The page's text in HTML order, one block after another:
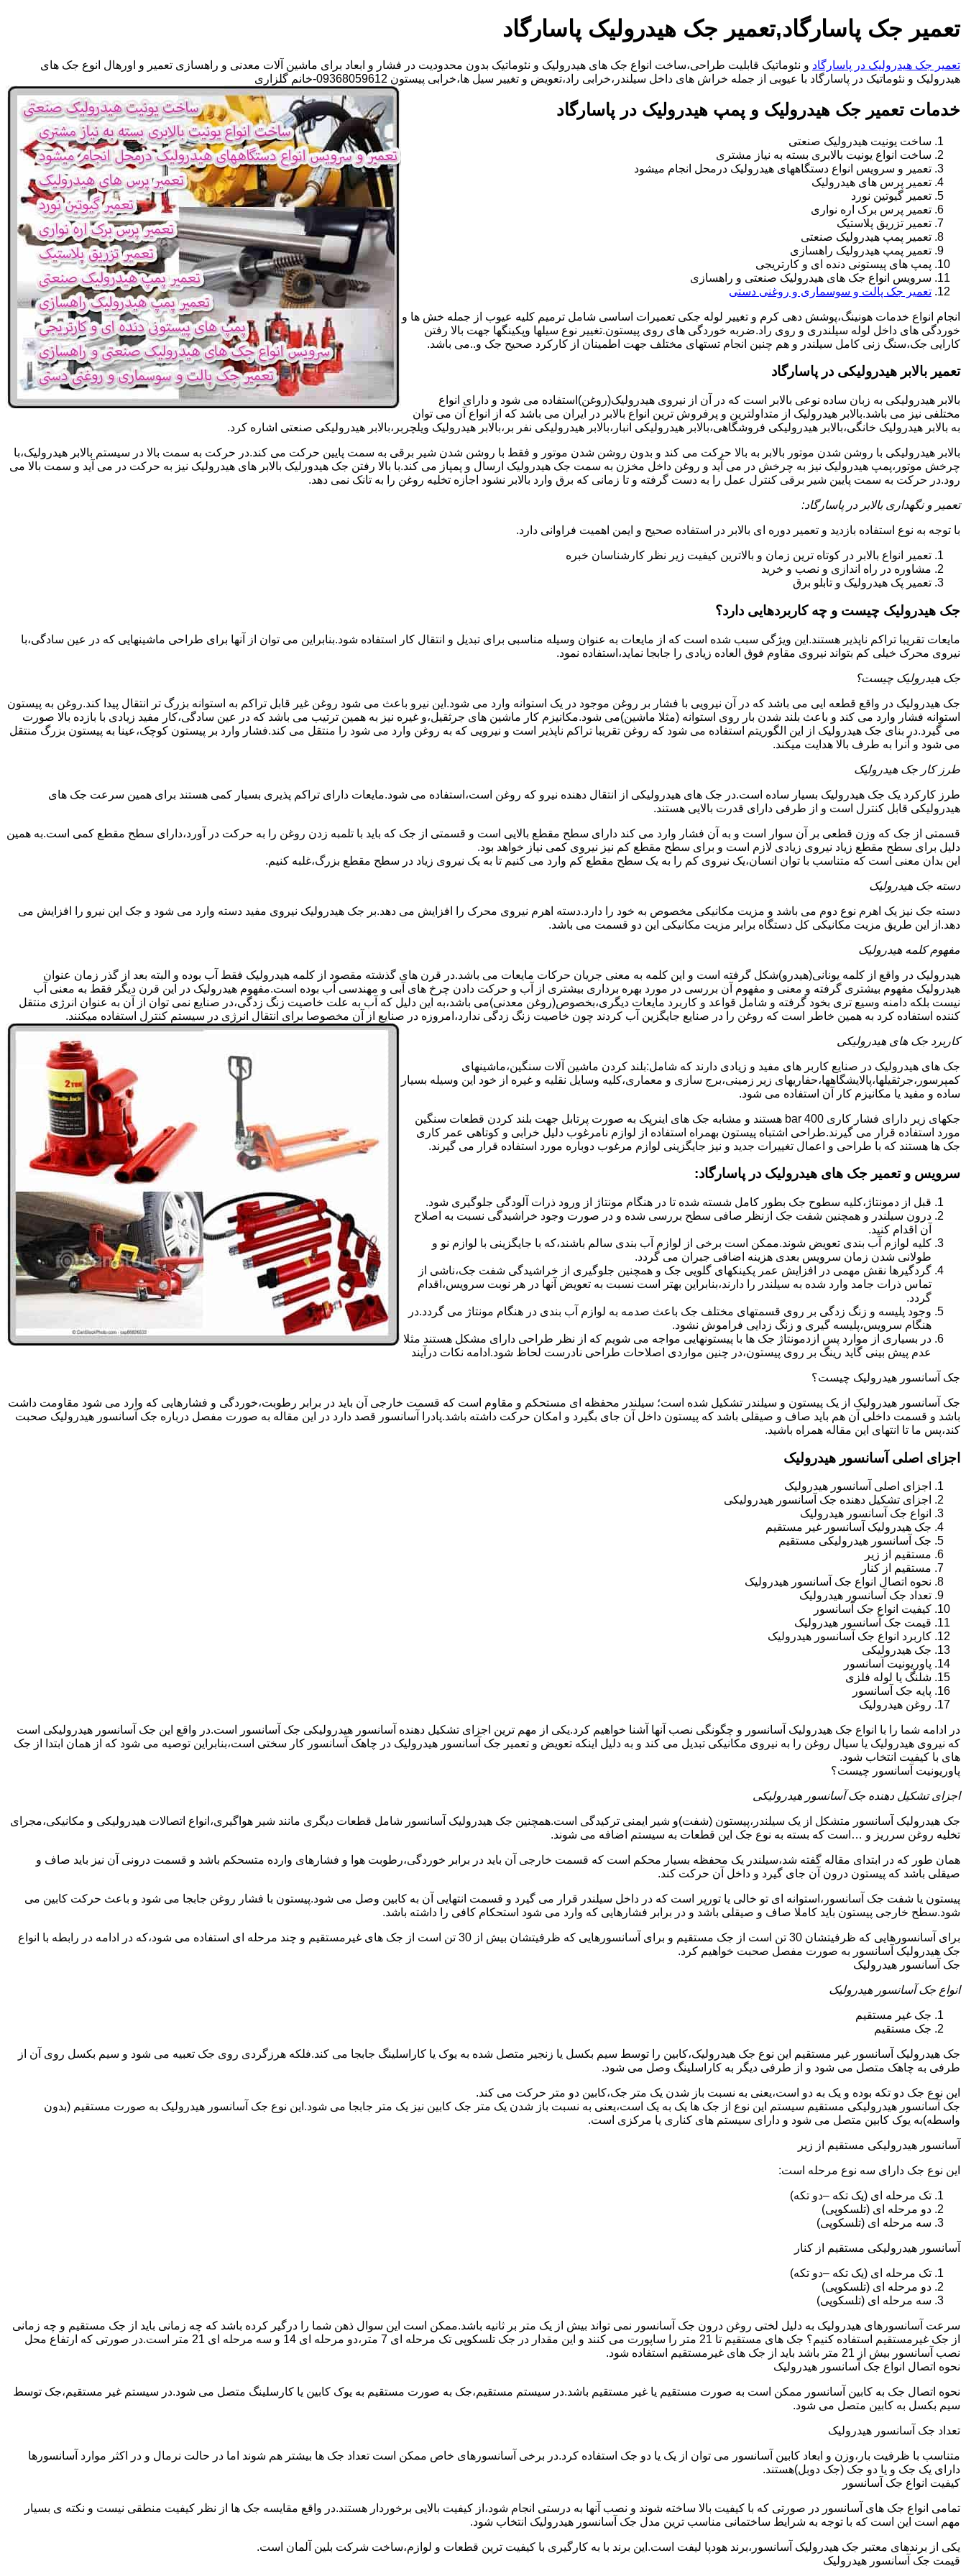
تعمیر جک پاسارگاد,تعمیر جک هیدرولیک پاسارگاد
تعمیر جک هیدرولیک در پاسارگاد و نئوماتیک قابلیت طراحی،ساخت انواع جک های هیدرولیک و نئوماتیک بدون محدودیت در فشار و ابعاد برای ماشین آلات معدنی و راهسازی تعمیر و اورهال انوع جک های
هیدرولیک و نئوماتیک در پاسارگاد با عیوبی از جمله خراش های داخل سیلندر،خرابی راد،تعویض و تغییر سیل ها،خرابی پیستون 09368059612-خانم گلزاری
خدمات تعمیر جک هیدرولیک و پمپ هیدرولیک در پاسارگاد
ساخت یونیت هیدرولیک صنعتی
ساخت انواع یونیت بالابری بسته به نیاز مشتری
تعمیر و سرویس انواع دستگاههای هیدرولیک درمحل انجام میشود
تعمیر پرس های هیدرولیک
تعمیر گیوتین نورد
تعمیر پرس برک اره نواری
تعمیر تزریق پلاستیک
تعمیر پمپ هیدرولیک صنعتی
تعمیر پمپ هیدرولیک راهسازی
پمپ های پیستونی دنده ای و کارتریجی
سرویس انواع جک های هیدرولیک صنعتی و راهسازی
تعمیر جک پالت و سوسماری و روغنی دستی
انجام انواع خدمات هونینگ،پوشش دهی کرم و تغییر لوله جکی تعمیرات اساسی شامل ترمیم کلیه عیوب از جمله خش ها و
خوردگی های داخل لوله سیلندری و روی راد.ضربه خوردگی های روی پیستون.تغییر نوع سیلها وپکینگها جهت بالا رفتن
کارایی جک،سنگ زنی کامل سیلندر و هم چنین انجام تستهای مختلف جهت اطمینان از کارکرد صحیح جک و..می باشد.
تعمیر بالابر هیدرولیکی در پاسارگاد
بالابر هیدرولیکی به زبان ساده نوعی بالابر است که در آن از نیروی هیدرولیک(روغن)استفاده می شود و دارای انواع
مختلفی نیز می باشد.بالابر هیدرولیک از متداولترین و پرفروش ترین انواع بالابر در ایران می باشد که از انواع آن می توان
به بالابر هیدرولیک خانگی،بالابر هیدرولیکی فروشگاهی،بالابر هیدرولیکی انبار،بالابر هیدرولیکی نفر بر،بالابر هیدرولیک ویلچربر،بالابر هیدرولیکی صنعتی اشاره کرد.
بالابر هیدرولیکی با روشن شدن موتور بالابر به بالا حرکت می کند و بدون روشن شدن موتور و فقط با روشن شدن شیر برقی به سمت پایین حرکت می کند.در حرکت به سمت بالا در سیستم بالابر هیدرولیک،با
چرخش موتور،پمپ هیدرولیک نیز به چرخش در می آید و روغن داخل مخزن به سمت جک هیدرولیک ارسال و پمپاز می کند.با بالا رفتن جک هیدورلیک بالابر های هیدرولیک نیز به حرکت در می آید و سمت بالا می
رود.در حرکت به سمت پایین شیر برقی کنترل عمل را به دست گرفته و تا زمانی که برق وارد بالابر نشود اجازه تخلیه روغن را به تانک نمی دهد.
تعمیر و نگهداری بالابر در پاسارگاد:
با توجه به نوع استفاده بازدید و تعمیر دوره ای بالابر در استفاده صحیح و ایمن اهمیت فراوانی دارد.
تعمیر انواع بالابر در کوتاه ترین زمان و بالاترین کیفیت زیر نظر کارشناسان خبره
مشاوره در راه اندازی و نصب و خرید
تعمیر پک هیدرولیک و تابلو برق
جک هیدرولیک چیست و چه کاربردهایی دارد؟
مایعات تقریبا تراکم ناپذیر هستند.این ویژگی سبب شده است که از مایعات به عنوان وسیله مناسبی برای تبدیل و انتقال کار استفاده شود.بنابراین می توان از آنها برای طراحی ماشینهایی که در عین سادگی،با
نیروی محرک خیلی کم بتواند نیروی مقاوم فوق العاده زیادی را جابجا نماید،استفاده نمود.
جک هیدرولیک چیست؟
جک هیدرولیک در واقع قطعه ایی می باشد که در آن نیرویی با فشار بر روغن موجود در یک استوانه وارد می شود.این نیرو باعث می شود روغن غیر قابل تراکم به استوانه بزرگ تر انتقال پیدا کند.روغن به پیستون
استوانه فشار وارد می کند و باعث بلند شدن بار روی استوانه (مثلا ماشین)می شود.مکانیزم کار ماشین های جرثقیل،و غیره نیز به همین ترتیب می باشد که در عین سادگی،کار مفید زیادی با بازده بالا صورت
می گیرد.در بنای جک هیدرولیک از این الگوریتم استفاده می شود که روغن تقریبا تراکم ناپذیر است و نیرویی که به روغن وارد می شود را منتقل می کند.فشار وارد بر پیستون کوچک،عینا به پیستون بزرگ منتقل
می شود و آنرا به طرف بالا هدایت میکند.
طرز کار جک هیدرولیک
طرز کارکرد یک جک هیدرولیک بسیار ساده است.در جک های هیدرولیکی از انتقال دهنده نیرو که روغن است،استفاده می شود.مایعات دارای تراکم پذیری بسیار کمی هستند برای همین سرعت جک های
هیدرولیکی قابل کنترل است و از طرفی دارای قدرت بالایی هستند.
قسمتی از جک که وزن قطعی بر آن سوار است و به آن فشار وارد می کند دارای سطح مقطع بالایی است و قسمتی از جک که باید با تلمبه زدن روغن را به حرکت در آورد،دارای سطح مقطع کمی است.به همین
دلیل برای سطح مقطع زیاد نیروی زیادی لازم است و برای سطح مقطع کم نیز نیروی کمی نیاز خواهد بود.
این بدان معنی است که متناسب با توان انسان،یک نیروی کم را به یک سطح مقطع کم وارد می کنیم تا به یک نیروی زیاد در سطح مقطع بزرگ،غلبه کنیم.
دسته جک هیدرولیک
دسته جک نیز یک اهرم نوع دوم می باشد و مزیت مکانیکی مخصوص به خود را دارد.دسته اهرم نیروی محرک را افزایش می دهد.بر جک هیدرولیک نیروی مفید دسته وارد می شود و جک این نیرو را افزایش می
دهد.از این طریق مزیت مکانیکی کل دستگاه برابر مزیت مکانیکی این دو قسمت می باشد.
مفهوم کلمه هیدرولیک
هیدرولیک در واقع از کلمه یونانی(هیدرو)شکل گرفته است و این کلمه به معنی جریان حرکات مایعات می باشد.در قرن های گذشته مقصود از کلمه هیدرولیک فقط آب بوده و البته بعد از گذر زمان عنوان
هیدرولیک مفهوم بیشتری گرفته و معنی و مفهوم آن بررسی در مورد بهره برداری بیشتری از آب و حرکت دادن چرخ های آبی و مهندسی آب بوده است.مفهوم هیدرولیک در این قرن دیگر فقط به معنی آب
نیست بلکه دامنه وسیع تری بخود گرفته و شامل قواعد و کاربرد مایعات دیگری،بخصوص(روغن معدنی)می باشد،به این دلیل که آب به علت خاصیت زنگ زدگی،در صنایع نمی توان از آن به عنوان انرژی منتقل
کننده استفاده کرد به همین خاطر است که روغن را در صنایع جایگزین آب کردند چون خاصیت زنگ زدگی ندارد،امروزه در صنایع از آن مخصوصا برای انتقال انرژی در سیستم کنترل استفاده میکنند.
کاربرد جک های هیدرولیکی
جک های هیدرولیک در صنایع کاربر های مفید و زیادی دارند که شامل:بلند کردن ماشین آلات سنگین،ماشینهای
کمپرسور،جرثقیلها،پالایشگاهها،حفاریهای زیر زمینی،برج سازی و معماری،کلیه وسایل نقلیه و غیره از خود این وسیله بسیار
ساده و مفید یا مکانیزم کار آن استفاده می شود.
جکهای زیر دارای فشار کاری 400 bar هستند و مشابه جک های اینرپک به صورت پرتابل جهت بلند کردن قطعات سنگین
مورد استفاده قرار می گیرند.طراحی اشتباه پیستون بهمراه استفاده از لوازم نامرغوب دلیل خرابی و کوتاهی عمر کاری
جک ها هستند که با طراحی و اعمال تغییرات جدید و نیز جایگزینی لوازم مرغوب دوباره مورد استفاده قرار می گیرند.
سرویس و تعمیر جک های هیدرولیک در پاسارگاد:
قبل از دمونتاژ،کلیه سطوح جک بطور کامل شسته شده تا در هنگام مونتاژ از ورود ذرات آلودگی جلوگیری شود.
درون سیلندر و همچنین شفت جک ازنظر صافی سطح بررسی شده و در صورت وجود خراشیدگی نسبت به اصلاح
آن اقدام کنید.
کلیه لوازم آب بندی تعویض شوند.ممکن است برخی از لوازم آب بندی سالم باشند،که با جایگزینی با لوازم نو و
طولانی شدن زمان سرویس بعدی هزینه اضافی جبران می گردد.
گردگیرها نقش مهمی در افزایش عمر پکینکهای گلویی جک و همچنین جلوگیری از خراشیدگی شفت جک،ناشی از
تماس ذرات جامد وارد شده به سیلندر را دارند،بنابراین بهتر است نسبت به تعویض آنها در هر نوبت سرویس،اقدام
گردد.
وجود پلیسه و زنگ زدگی بر روی قسمتهای مختلف جک باعث صدمه به لوازم آب بندی در هنگام مونتاژ می گردد.در
هنگام سرویس،پلیسه گیری و زنگ زدایی فراموش نشود.
در بسیاری از موارد پس ازدمونتاژ جک ها با پیستونهایی مواجه می شویم که از نظر طراحی دارای مشکل هستند مثلا
عدم پیش بینی گاید رینگ بر روی پیستون،در چنین مواردی اصلاحات طراحی نادرست لحاظ شود.ادامه نکات درآیند
جک آسانسور هیدرولیک چیست؟
جک آسانسور هیدرولیک از یک پیستون و سیلندر تشکیل شده است؛ سیلندر محفظه ای مستحکم و مقاوم است که قسمت خارجی آن باید در برابر رطوبت،خوردگی و فشارهایی که وارد می شود مقاومت داشت
باشد و قسمت داخلی آن هم باید صاف و صیقلی باشد که پیستون داخل آن جای بگیرد و امکان حرکت داشته باشد.پادرا آسانسور قصد دارد در این مقاله به صورت مفصل درباره جک آسانسور هیدرولیک صحبت
کند،پس ما تا انتهای این مقاله همراه باشید.
اجزای اصلی آسانسور هیدرولیک
اجزای اصلی آسانسور هیدرولیک
اجزای تشکیل دهنده جک آسانسور هیدرولیکی
انواع جک آسانسور هیدرولیک
جک هیدرولیک آسانسور غیر مستقیم
جک آسانسور هیدرولیکی مستقیم
مستقیم از زیر
مستقیم از کنار
نحوه اتصال انواع جک آسانسور هیدرولیک
تعداد جک آسانسور هیدرولیک
کیفیت انواع جک آسانسور
قیمت جک آسانسور هیدرولیک
کاربرد انواع جک آسانسور هیدرولیک
جک هیدرولیکی
پاوریونیت آسانسور
شلنگ یا لوله فلزی
پایه جک آسانسور
روغن هیدرولیک
در ادامه شما را با انواع جک هیدرولیک آسانسور و چگونگی نصب آنها آشنا خواهیم کرد.یکی از مهم ترین اجزای تشکیل دهنده آسانسور هیدرولیکی جک آسانسور است.در واقع این جک آسانسور هیدرولیکی است
که نیروی هیدرولیک یا سیال روغن را به نیروی مکانیکی تبدیل می کند و به دلیل اینکه تعویض و تعمیر جک آسانسور هیدرولیک در چاهک آسانسور کار سختی است،بنابراین توصیه می شود که از همان ابتدا از جک
های با کیفیت انتخاب شود.
پاوریونیت آسانسور چیست؟
اجزای تشکیل دهنده جک آسانسور هیدرولیکی
جک هیدرولیک آسانسور متشکل از یک سیلندر،پیستون (شفت)و شیر ایمنی ترکیدگی است.همچنین جک هیدرولیک آسانسور شامل قطعات دیگری مانند شیر هواگیری،انواع اتصالات هیدرولیکی و مکانیکی،مجرای
تخلیه روغن سرریز و …است که بسته به نوع جک این قطعات به سیستم اضافه می شوند.
همان طور که در ابتدای مقاله گفته شد،سیلندر یک محفظه بسیار محکم است که قسمت خارجی آن باید در برابر خوردگی،رطوبت هوا و فشارهای وارده متسحکم باشد و قسمت درونی آن نیز باید صاف و
صیقلی باشد که پیستون درون آن جای گیرد و داخل آن حرکت کند.
پیستون یا شفت جک آسانسور،استوانه ای تو خالی یا تورپر است که در داخل سیلندر قرار می گیرد و قسمت انتهایی آن به کابین وصل می شود.پیستون با فشار روغن جابجا می شود و باعث حرکت کابین می
شود.سطح خارجی پیستون باید کاملا صاف و صیقلی باشد و در برابر فشارهایی که وارد می شود استحکام کافی را داشته باشد.
برای آسانسورهایی که ظرفیتشان 30 تن است از جک مستقیم و برای آسانسورهایی که ظرفیتشان بیش از 30 تن است از جک های غیرمستقیم و چند مرحله ای استفاده می شود،که در ادامه در رابطه با انواع
جک هیدرولیک آسانسور به صورت مفصل صحبت خواهیم کرد.
جک آسانسور هیدرولیک
انواع جک آسانسور هیدرولیک
جک غیر مستقیم
جک مستقیم
جک هیدرولیک آسانسور غیر مستقیم این نوع جک هیدرولیک،کابین را توسط سیم بکسل یا زنجیر متصل شده به یوک یا کاراسلینگ جابجا می کند.فلکه هرزگردی روی جک تعبیه می شود و سیم بکسل روی آن از
طرفی به چاهک متصل می شود و از طرفی دیگر به کاراسلینگ وصل می شود.
این نوع جک دو تکه بوده و یک به دو است،یعنی به نسبت باز شدن یک متر جک،کابین دو متر حرکت می کند.
جک آسانسور هیدرولیکی مستقیم سیستم این نوع از جک ها یک به یک است،یعنی به نسبت باز شدن یک متر جک کابین نیز یک متر جابجا می شود.این نوع جک آسانسور هیدرولیک به صورت مستقیم (بدون
واسطه)به یوک کابین متصل می شود و دارای سیستم های کناری یا مرکزی است.
آسانسور هیدرولیکی مستقیم از زیر
این نوع جک دارای سه نوع مرحله است:
تک مرحله ای (یک تکه –دو تکه)
دو مرحله ای (تلسکوپی)
سه مرحله ای (تلسکوپی)
آسانسور هیدرولیکی مستقیم از کنار
تک مرحله ای (یک تکه –دو تکه)
دو مرحله ای (تلسکوپی)
سه مرحله ای (تلسکوپی)
سرعت آسانسورهای هیدرولیک به دلیل لختی روغن درون جک آسانسور نمی تواند بیش از یک متر بر ثانیه باشد.ممکن است این سوال ذهن شما را درگیر کرده باشد که چه زمانی باید از جک مستقیم و چه زمانی
از جک غیرمستقیم استفاده کنیم؟ جک های مستقیم تا 21 متر را ساپورت می کنند و این مقدار در جک تلسکوپی تک مرحله ای 7 متر،دو مرحله ای 14 و سه مرحله ای 21 متر است.در صورتی که ارتفاع محل
نصب آسانسور بیش از 21 متر باشد باید از جک های غیرمستقیم استفاده شود.
نحوه اتصال انواع جک آسانسور هیدرولیک
نحوه اتصال جک به کابین آسانسور ممکن است به صورت مستقیم یا غیر مستقیم باشد.در سیستم مستقیم،جک به صورت مستقیم به یوک کابین یا کارسلینگ متصل می شود.در سیستم غیر مستقیم،جک توسط
سیم بکسل به کابین متصل می شود.
تعداد جک آسانسور هیدرولیک
متناسب با ظرفیت بار،وزن و ابعاد کابین آسانسور می توان از یک یا دو جک استفاده کرد.در برخی آسانسورهای خاص ممکن است تعداد جک ها بیشتر هم شوند اما در حالت نرمال و در اکثر موارد آسانسورها
دارای یک جک و یا دو جک (جک دوبل)هستند.
کیفیت انواع جک آسانسور
تمامی انواع جک های آسانسور در صورتی که با کیفیت بالا ساخته شوند و نصب آنها به درستی انجام شود،از کیفیت بالایی برخوردار هستند.در واقع مقایسه جک ها از نظر کیفیت منطقی نیست و نکته ی بسیار
مهم است این است که با توجه به شرایط ساختمانی مناسب ترین مدل جک آسانسور هیدرولیک انتخاب شود.
یکی از برندهای معتبر جک هیدرولیک آسانسور،برند هودپا لیفت است.این برند با به کارگیری با کیفیت ترین قطعات و لوازم،ساخت شرکت بلین آلمان است.
قیمت جک آسانسور هیدرولیک